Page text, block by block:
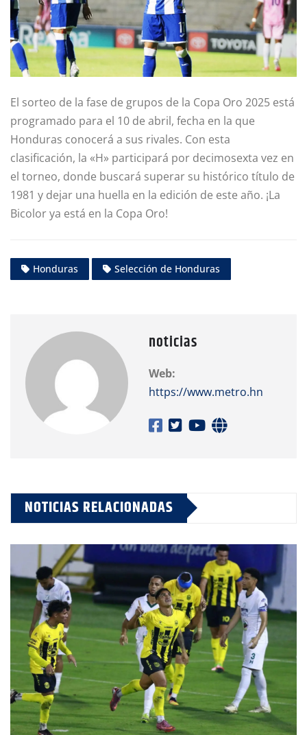
El sorteo de la fase de grupos de la Copa Oro 2025 está
programado para el 10 de abril, fecha en la que
Honduras conocerá a sus rivales. Con esta
clasificación, la «H» participará por decimosexta vez en
el torneo, donde buscará superar su histórico título de
1981 y dejar una huella en la edición de este año. ¡La
Bicolor ya está en la Copa Oro!
Honduras Selección de Honduras
noticias
Web:
https://www.metro.hn
NOTICIAS RELACIONADAS